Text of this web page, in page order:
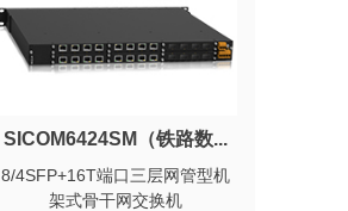
SICOM6424SM（铁路数...
8/4SFP+16T端口三层网管型机
架式骨干网交换机